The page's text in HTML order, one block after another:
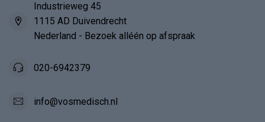
Industrieweg 45
1115 AD Duivendrecht
Nederland - Bezoek alléén op afspraak
020-6942379
info@vosmedisch.nl